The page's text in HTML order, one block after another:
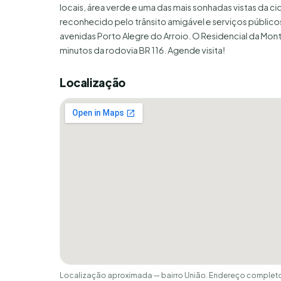
locais, área verde e uma das mais sonhadas vistas da
reconhecido pelo trânsito amigável e serviços
avenidas Porto Alegre do Arroio. O Residencial da
minutos da rodovia BR 116. Agende visita!
Localização
Localização aproximada — bairro União. Endereço